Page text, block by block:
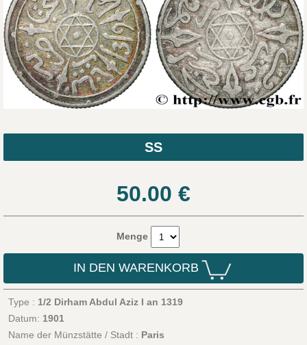
SS
50.00 €
Menge
IN DEN WARENKORB
Type : 1/2 Dirham Abdul Aziz I an 1319
Datum: 1901
Name der Münzstätte / Stadt : Paris